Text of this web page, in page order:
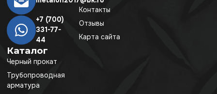
+7 (700)
331-77-
44
Каталог
Черный прокат
Трубопроводная
арматура
Контакты
Отзывы
Карта сайта